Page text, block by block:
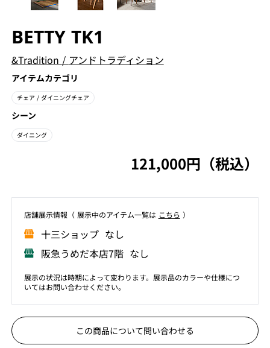
BETTY TK1
&Tradition / アンドトラディション
アイテムカテゴリ
チェア / ダイニングチェア
シーン
ダイニング
121,000円（税込）
店舗展⽰情報（ 展⽰中のアイテム⼀覧は こちら ）
⼗三ショップ なし
阪急うめだ本店7階 なし
展示の状況は時期によって変わります。展示品のカラーや仕様につ
いてはお問い合わせください。
この商品について問い合わせる